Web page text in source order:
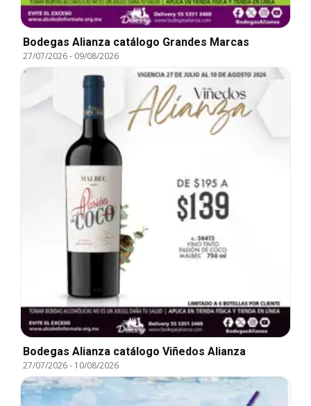
Bodegas Alianza catálogo Grandes Marcas
27/07/2026- 09/08/2026
Bodegas Alianza catálogo Viñedos Alianza
27/07/2026- 10/08/2026